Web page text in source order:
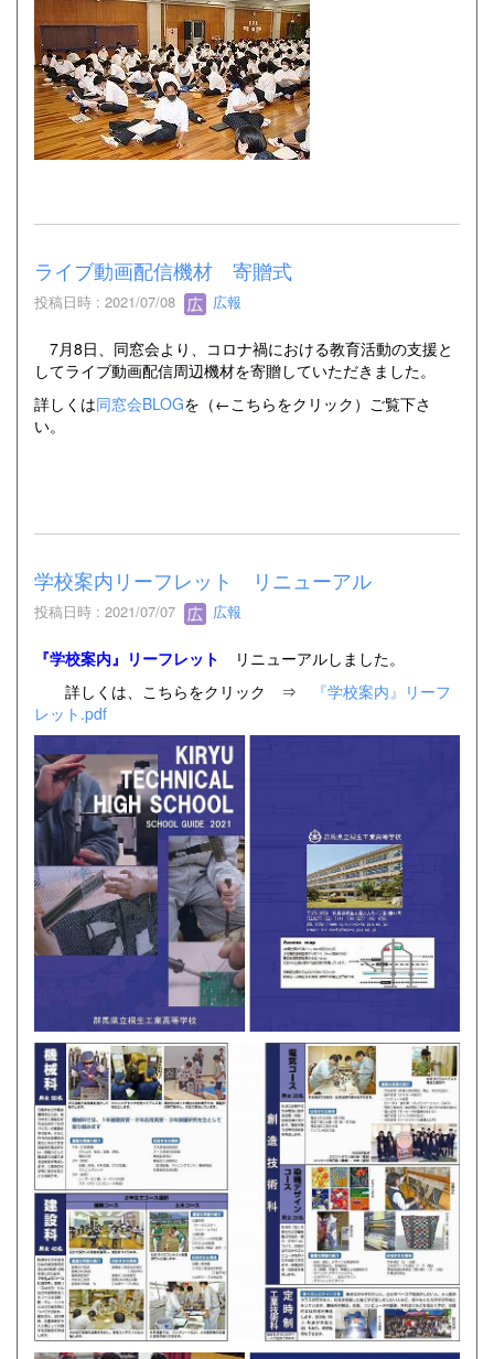
ライブ動画配信機材 寄贈式
投稿日時 : 2021/07/08 広報
7月8日、同窓会より、コロナ禍における教育活動の支援と
してライブ動画配信周辺機材を寄贈していただきました。
詳しくは同窓会BLOGを（←こちらをクリック）ご覧下さ
い。
学校案内リーフレット リニューアル
投稿日時 : 2021/07/07 広報
『学校案内』リーフレット リ ニューアルしました。
詳しくは、こちらをクリック ⇒
『学校案内』リーフ
レット.pdf